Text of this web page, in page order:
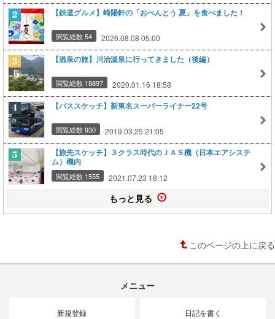
【鉄道グルメ】崎陽軒の「おべんとう 夏」を食べました！
閲覧総数 54 2026.08.08 05:00
【温泉の旅】川治温泉に行ってきました（後編）
閲覧総数 18897 2020.01.16 18:58
【バススケッチ】新東名スーパーライナー22号
閲覧総数 930 2019.03.25 21:05
【旅先スケッチ】３クラス時代のＪＡＳ機（日本エアシステ
ム）機内
閲覧総数 1555 2021.07.23 18:12
もっと見る
このページの上に戻る
メニュー
新規登録 日記を書く